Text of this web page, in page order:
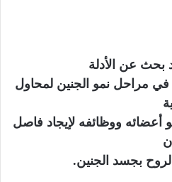
بحث عن الأدلة
في مراحل نمو الجنين لمحاول
أعضائه ووظائفه لإيجاد فاصل
بجسد الجنين.